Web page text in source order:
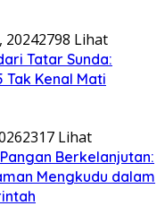
20242798 Lihat
Tatar Sunda:
Kenal Mati
2317 Lihat
Berkelanjutan:
Mengkudu dalam